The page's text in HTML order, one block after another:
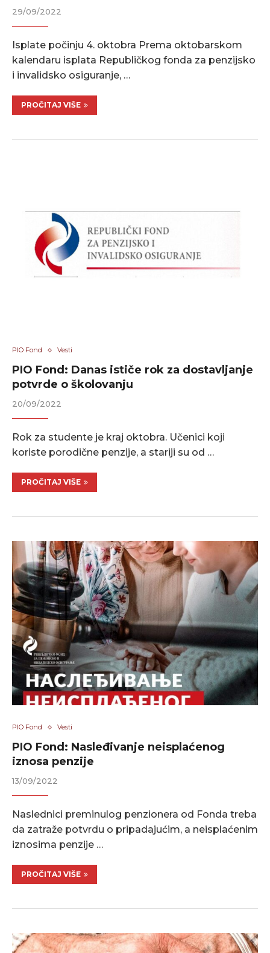
29/09/2022
Isplate počinju 4. oktobra Prema oktobarskom
kalendaru isplata Republičkog fonda za penzijsko
i invalidsko osiguranje, …
PROČITAJ VIŠE
PIO Fond Vesti
PIO Fond: Danas ističe rok za dostavljanje
potvrde o školovanju
20/09/2022
Rok za studente je kraj oktobra. Učenici koji
koriste porodične penzije, a stariji su od …
PROČITAJ VIŠE
PIO Fond Vesti
PIO Fond: Nasleđivanje neisplaćenog
iznosa penzije
13/09/2022
Naslednici preminulog penzionera od Fonda treba
da zatraže potvrdu o pripadajućim, a neisplaćenim
iznosima penzije …
PROČITAJ VIŠE